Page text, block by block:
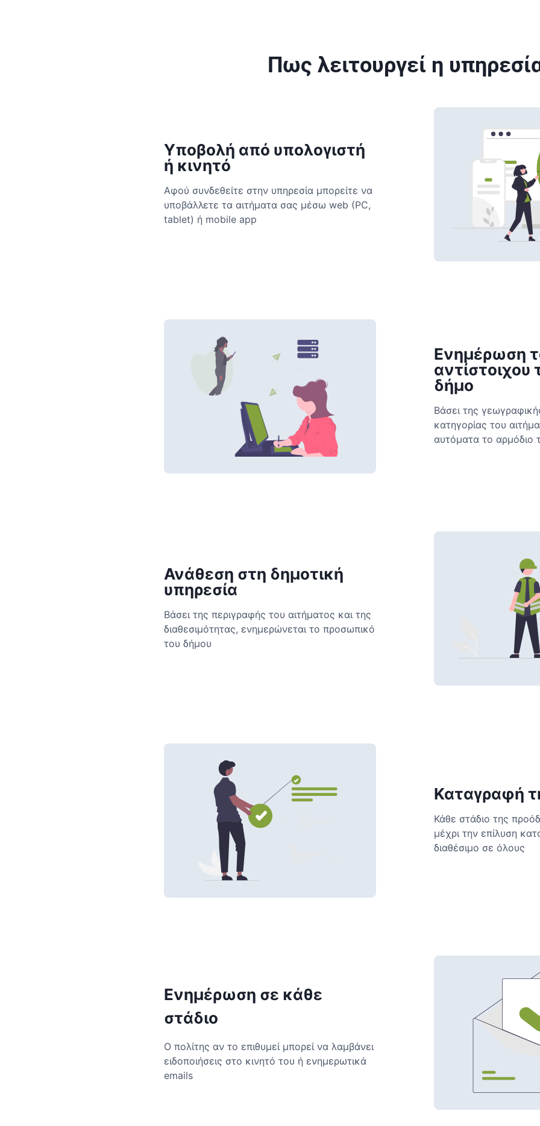
Πως λειτουργεί η
Υποβολή από υπολογιστή
ή κινητό
Αφού συνδεθείτε στην υπηρεσία μπορείτε να
υποβάλλετε τα αιτήματα σας μέσω web (PC,
tablet) ή mobile app
Ενημέρωση
αντίστοιχου
δήμο
Βάσει της
κατηγορίας του
αυτόματα το αρμόδιο
Ανάθεση στη δημοτική
υπηρεσία
Βάσει της περιγραφής του αιτήματος και της
διαθεσιμότητας, ενημερώνεται το προσωπικό
του δήμου
Καταγραφή
Κάθε στάδιο της
μέχρι την επίλυση
διαθέσιμο σε όλους
Ενημέρωση σε κάθε
στάδιο
Ο πολίτης αν το επιθυμεί μπορεί να λαμβάνει
ειδοποιήσεις στο κινητό του ή ενημερωτικά
emails